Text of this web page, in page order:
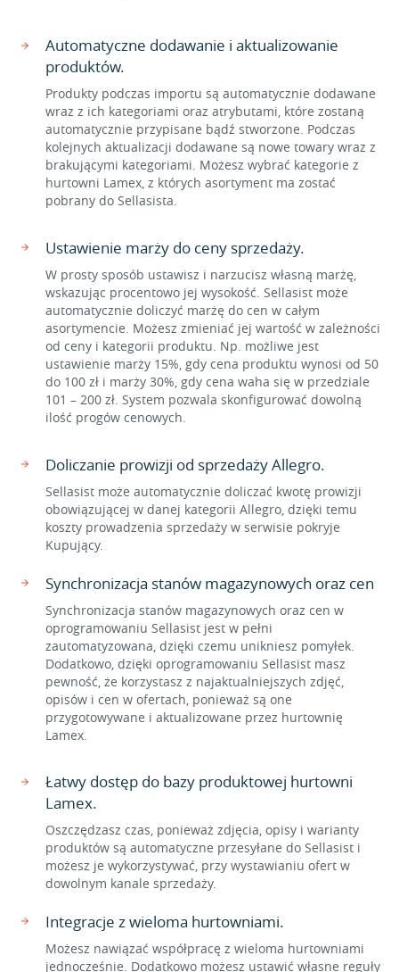
Automatyczne dodawanie i aktualizowanie
produktów.
Produkty podczas importu są automatycznie dodawane
wraz z ich kategoriami oraz atrybutami, które zostaną
automatycznie przypisane bądź stworzone. Podczas
kolejnych aktualizacji dodawane są nowe towary wraz z
brakującymi kategoriami. Możesz wybrać kategorie z
hurtowni Lamex, z których asortyment ma zostać
pobrany do Sellasista.
Ustawienie marży do ceny sprzedaży.
W prosty sposób ustawisz i narzucisz własną marżę,
wskazując procentowo jej wysokość. Sellasist może
automatycznie doliczyć marżę do cen w całym
asortymencie. Możesz zmieniać jej wartość w zależności
od ceny i kategorii produktu. Np. możliwe jest
ustawienie marży 15%, gdy cena produktu wynosi od 50
do 100 zł i marży 30%, gdy cena waha się w przedziale
101 – 200 zł. System pozwala skonfigurować dowolną
ilość progów cenowych.
Doliczanie prowizji od sprzedaży Allegro.
Sellasist może automatycznie doliczać kwotę prowizji
obowiązującej w danej kategorii Allegro, dzięki temu
koszty prowadzenia sprzedaży w serwisie pokryje
Kupujący.
Synchronizacja stanów magazynowych oraz cen
Synchronizacja stanów magazynowych oraz cen w
oprogramowaniu Sellasist jest w pełni
zautomatyzowana, dzięki czemu unikniesz pomyłek.
Dodatkowo, dzięki oprogramowaniu Sellasist masz
pewność, że korzystasz z najaktualniejszych zdjęć,
opisów i cen w ofertach, ponieważ są one
przygotowywane i aktualizowane przez hurtownię
Lamex.
Łatwy dostęp do bazy produktowej hurtowni
Lamex.
Oszczędzasz czas, ponieważ zdjęcia, opisy i warianty
produktów są automatyczne przesyłane do Sellasist i
możesz je wykorzystywać, przy wystawianiu ofert w
dowolnym kanale sprzedaży.
Integracje z wieloma hurtowniami.
Możesz nawiązać współpracę z wieloma hurtowniami
jednocześnie. Dodatkowo możesz ustawić własne reguły